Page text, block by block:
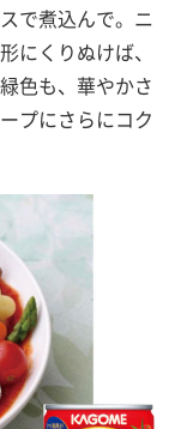
で煮込んで。ニ
にくりぬけば、
色も、華やかさ
プにさらにコク